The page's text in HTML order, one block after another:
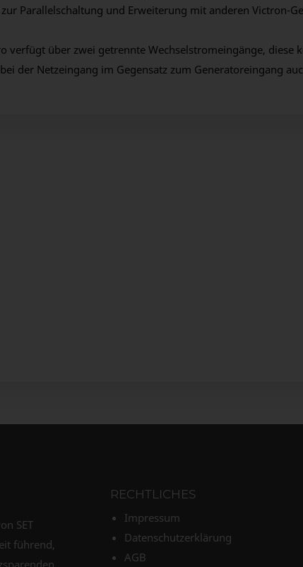
Parallelschaltung und Erweiterung mit anderen Victron-
verfügt über zwei getrennte Wechselstromeingänge,
der Netzeingang im Gegensatz zum Generatoreingang
SET
führend,
RECHTLICHES
Impressum
Datenschutzerklärung
AGB